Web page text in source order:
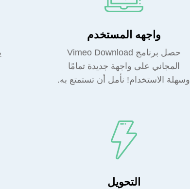
واجهه المستخدم
حصل برنامج Vimeo Download
المجاني على واجهة جديدة تمامًا
وسهلة الاستخدام! نأمل أن تستمتع به.
التحويل